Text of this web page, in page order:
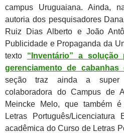
campus Uruguaiana. Ainda,
autoria dos pesquisadores
Ruiz Dias Alberto e João
Publicidade e Propaganda da
texto “Inventário” a
gerenciamento de
seção traz ainda a super
colaboradora do Campus de
Meincke Melo, que também
Letras Português/
acadêmica do Curso de Letras